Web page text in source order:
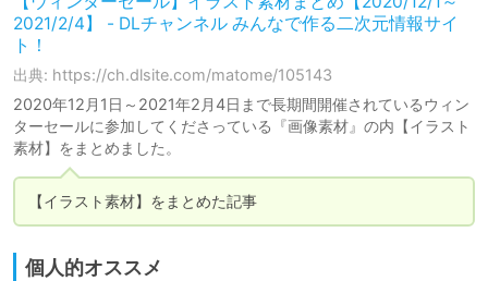
2021/2/4】 - DLチャンネル みんなで作る二次元情報サイ
ト！
出典: https://ch.dlsite.com/matome/105143
2020年12月1日～2021年2月4日まで長期間開催されているウィン
ターセールに参加してくださっている『画像素材』の内【イラスト
素材】をまとめました。
【イラスト素材】をまとめた記事
個人的オススメ